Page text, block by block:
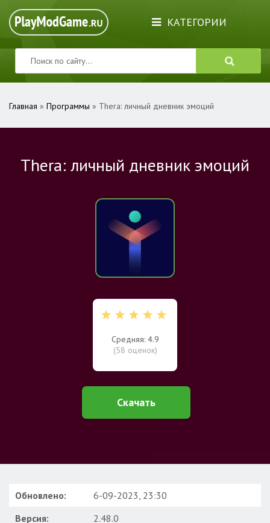
КАТЕГОРИИ
Главная » Программы » Thera: личный дневник эмоций
Thera: личный дневник эмоций
Средняя: 4.9
(58 оценок)
Скачать
Обновлено:
6-09-2023, 23:30
Версия:
2.48.0